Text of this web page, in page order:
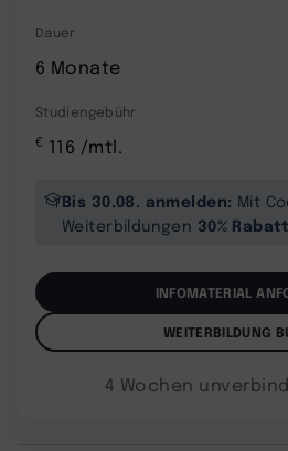
Dauer
6 Monate
Studiengebühr
€ 116 /mtl.
Bis 30.08. anmelden: Mit
Weiterbildungen 30% Rabatt
INFOMATERIAL
WEITERBILDUNG
4 Wochen